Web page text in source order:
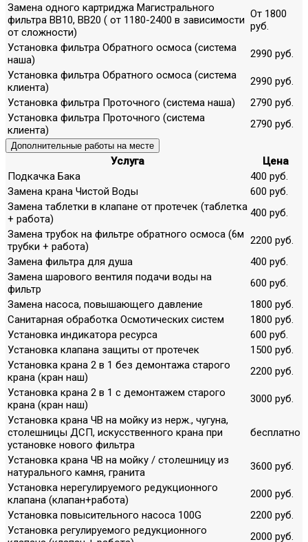
Замена одного картриджа Магистрального
фильтра ВВ10, ВВ20 ( от 1180-2400 в зависимости
от сложности)
От 1800
руб.
Установка фильтра Обратного осмоса (система
наша)
2990 руб.
Установка фильтра Обратного осмоса (система
клиента)
2990 руб.
Установка фильтра Проточного (система наша)
2790 руб.
Установка фильтра Проточного (система
клиента)
2790 руб.
Дополнительные работы на месте
Услуга
Цена
Подкачка Бака
400 руб.
Замена крана Чистой Воды
600 руб.
Замена таблетки в клапане от протечек (таблетка
+ работа)
400 руб.
Замена трубок на фильтре обратного осмоса (6м
трубки + работа)
2200 руб.
Замена фильтра для душа
400 руб.
Замена шарового вентиля подачи воды на
фильтр
600 руб.
Замена насоса, повышающего давление
1800 руб.
Санитарная обработка Осмотических систем
1800 руб.
Установка индикатора ресурса
600 руб.
Установка клапана защиты от протечек
1500 руб.
Установка крана 2 в 1 без демонтажа старого
крана (кран наш)
2200 руб.
Установка крана 2 в 1 с демонтажем старого
крана (кран наш)
3000 руб.
Установка крана ЧВ на мойку из нерж., чугуна,
столешницы ДСП, искусственного крана при
установке нового фильтра
бесплатно
Установка крана ЧВ на мойку / столешницу из
натурального камня, гранита
3600 руб.
Установка нерегулируемого редукционного
клапана (клапан+работа)
2000 руб.
Установка повысительного насоса 100G
2200 руб.
Установка регулируемого редукционного
2000 руб.